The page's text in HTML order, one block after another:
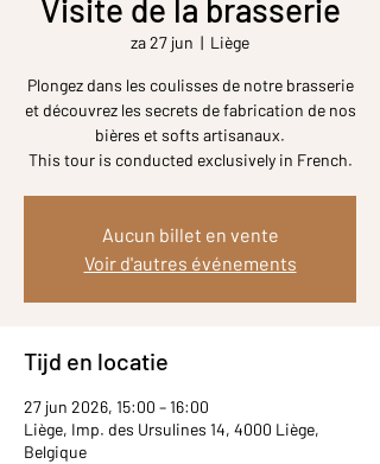
Visite de la brasserie
za 27 jun
  |
Liège
Plongez dans les coulisses de notre brasserie
et découvrez les secrets de fabrication de nos
bières et softs artisanaux.
Aucun billet en vente
Voir d'autres événements
Tijd en locatie
27 jun 2026, 15:00 – 16:00
Liège, Imp. des Ursulines 14, 4000 Liège,
Belgique